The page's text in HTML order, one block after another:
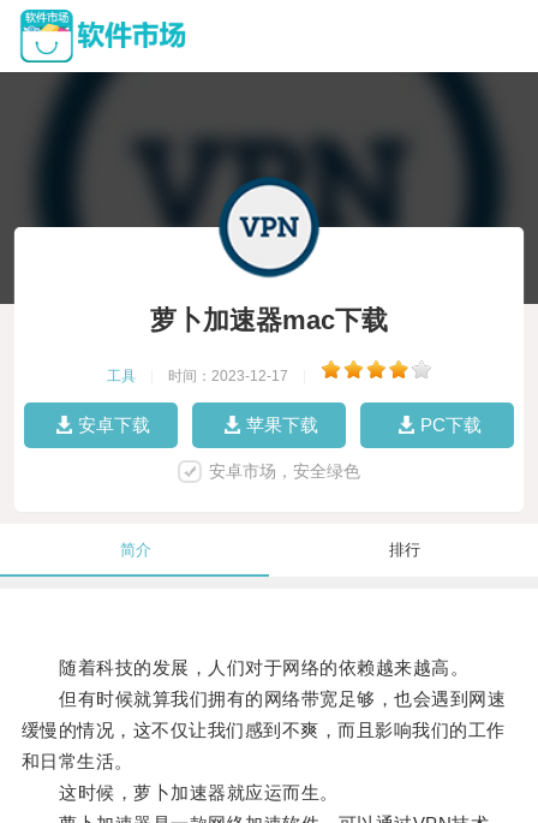
萝卜加速器mac下载
工具 时间：2023-12-17
安卓下载 苹果下载 PC下载
安卓市场，安全绿色
简介 排行
随着科技的发展，人们对于网络的依赖越来越高。
但有时候就算我们拥有的网络带宽足够，也会遇到网速
缓慢的情况，这不仅让我们感到不爽，而且影响我们的工作
和日常生活。
这时候，萝卜加速器就应运而生。